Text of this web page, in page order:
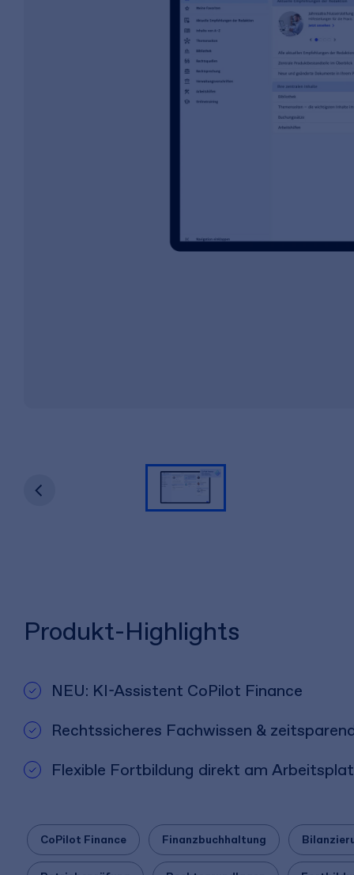
Produkt-Highlights
NEU: KI-Assistent CoPilot Finance
Rechtssicheres Fachwissen &
Flexible Fortbildung direkt am
CoPilot Finance Finanzbuchhaltung